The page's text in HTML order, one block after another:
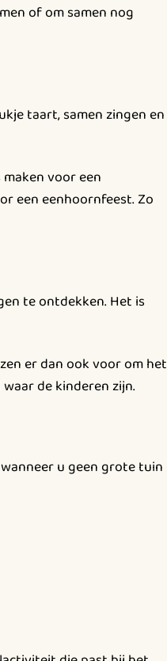
of om samen nog
taart, samen zingen en
voor een
een eenhoornfeest. Zo
te ontdekken. Het is
er dan ook voor om het
de kinderen zijn.
u geen grote tuin